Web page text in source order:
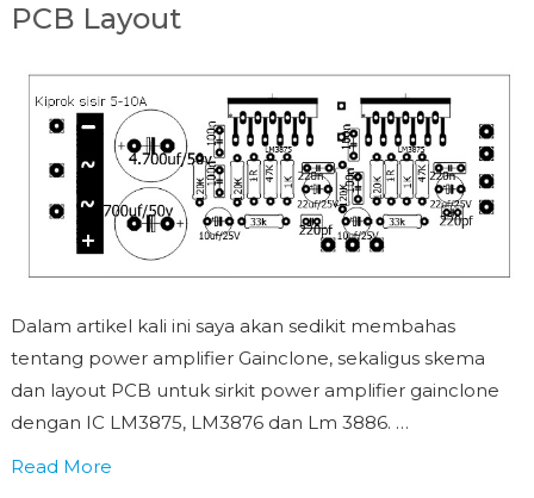
PCB Layout
Dalam artikel kali ini saya akan sedikit membahas
tentang power amplifier Gainclone, sekaligus skema
dan layout PCB untuk sirkit power amplifier gainclone
dengan IC LM3875, LM3876 dan Lm 3886. …
Read More